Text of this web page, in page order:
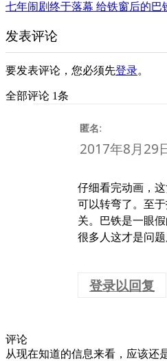
七年闹剧终于落幕 给铁窗后的巴
发表评论
要发表评论，您必须先登录。
全部评论 1条
匿名:
2017年8月29
仔细看完动画，
可以转弯了。至
关。巴铁是一眼
很多人这才是问题
登录以回复
评论
从现在知道的信息来看，应该还